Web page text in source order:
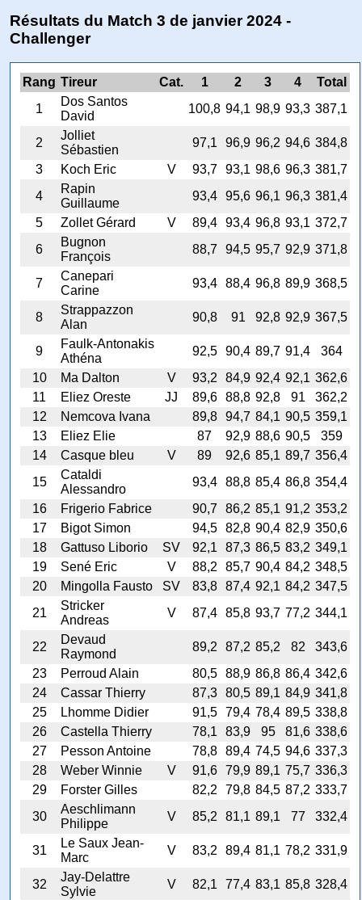
Résultats du Match 3 de janvier 2024 -
Challenger
Rang Tireur Cat. 1 2 3 4
Total
1
Dos Santos
David
100,8 94,1 98,9 93,3 387,1
2
Jolliet
Sébastien
97,1 96,9 96,2 94,6 384,8
3
Koch Eric V 93,7 93,1 98,6 96,3 381,7
4
Rapin
Guillaume
93,4 95,6 96,1 96,3 381,4
5
Zollet Gérard V 89,4 93,4 96,8 93,1 372,7
6
Bugnon
François
88,7 94,5 95,7 92,9 371,8
7
Canepari
Carine
93,4 88,4 96,8 89,9 368,5
8
Strappazzon
Alan
90,8 91 92,8 92,9 367,5
9
Faulk-Antonakis
Athéna
92,5 90,4 89,7 91,4
364
10
Ma Dalton V 93,2 84,9 92,4 92,1 362,6
11
Eliez Oreste JJ 89,6 88,8 92,8 91
362,2
12
Nemcova Ivana 89,8 94,7 84,1 90,5 359,1
13
Eliez Elie 87 92,9 88,6 90,5
359
14
Casque bleu V 89 92,6 85,1 89,7 356,4
15
Cataldi
Alessandro
93,4 88,8 85,4 86,8 354,4
16
Frigerio Fabrice 90,7 86,2 85,1 91,2 353,2
17
Bigot Simon 94,5 82,8 90,4 82,9 350,6
18
Gattuso Liborio SV 92,1 87,3 86,5 83,2 349,1
19
Sené Eric V 88,2 85,7 90,4 84,2 348,5
20
Mingolla Fausto SV 83,8 87,4 92,1 84,2 347,5
21
Stricker
Andreas
V 87,4 85,8 93,7 77,2 344,1
22
Devaud
Raymond
89,2 87,2 85,2 82
343,6
23
Perroud Alain 80,5 88,9 86,8 86,4 342,6
24
Cassar Thierry 87,3 80,5 89,1 84,9 341,8
25
Lhomme Didier 91,5 79,4 78,4 89,5 338,8
26
Castella Thierry 78,1 83,9 95 81,6 338,6
27
Pesson Antoine 78,8 89,4 74,5 94,6 337,3
28
Weber Winnie V 91,6 79,9 89,1 75,7 336,3
29
Forster Gilles 82,2 79,8 84,5 87,2 333,7
30
Aeschlimann
Philippe
V 85,2 81,1 89,1 77 332,4
31
Le Saux Jean-
Marc
V 83,2 89,4 81,1 78,2 331,9
32
Jay-Delattre
Sylvie
V 82,1 77,4 83,1 85,8 328,4